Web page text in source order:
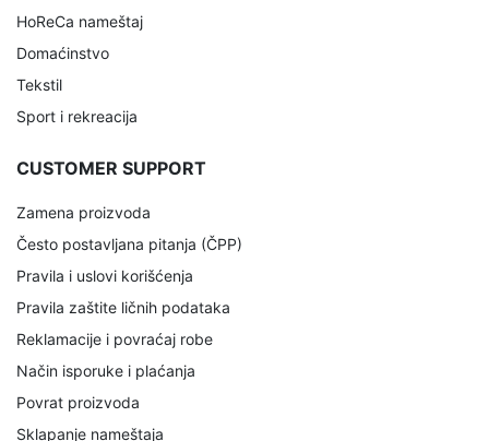
HoReCa nameštaj
Domaćinstvo
Tekstil
Sport i rekreacija
CUSTOMER SUPPORT
Zamena proizvoda
Često postavljana pitanja (ČPP)
Pravila i uslovi korišćenja
Pravila zaštite ličnih podataka
Reklamacije i povraćaj robe
Način isporuke i plaćanja
Povrat proizvoda
Sklapanje nameštaja